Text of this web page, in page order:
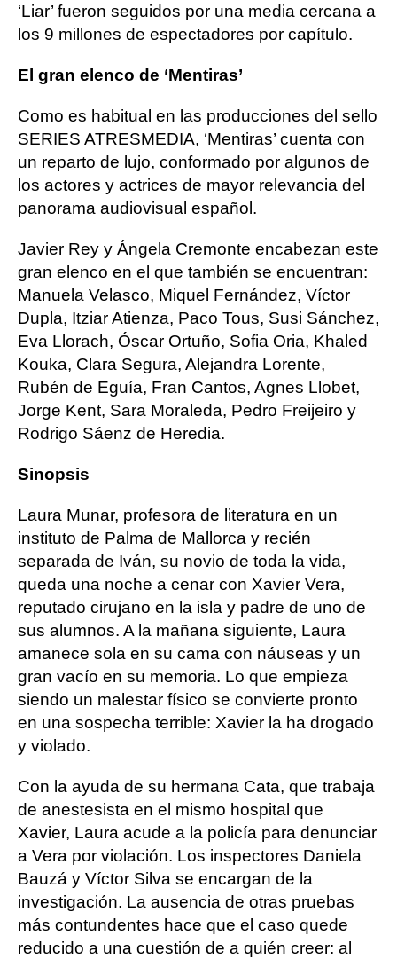
‘Liar’ fueron seguidos por una media cercana a
los 9 millones de espectadores por capítulo.
El gran elenco de ‘Mentiras’
Como es habitual en las producciones del sello
SERIES ATRESMEDIA, ‘Mentiras’ cuenta con
un reparto de lujo, conformado por algunos de
los actores y actrices de mayor relevancia del
panorama audiovisual español.
Javier Rey y Ángela Cremonte encabezan este
gran elenco en el que también se encuentran:
Manuela Velasco, Miquel Fernández, Víctor
Dupla, Itziar Atienza, Paco Tous, Susi Sánchez,
Eva Llorach, Óscar Ortuño, Sofia Oria, Khaled
Kouka, Clara Segura, Alejandra Lorente,
Rubén de Eguía, Fran Cantos, Agnes Llobet,
Jorge Kent, Sara Moraleda, Pedro Freijeiro y
Rodrigo Sáenz de Heredia.
Sinopsis
Laura Munar, profesora de literatura en un
instituto de Palma de Mallorca y recién
separada de Iván, su novio de toda la vida,
queda una noche a cenar con Xavier Vera,
reputado cirujano en la isla y padre de uno de
sus alumnos. A la mañana siguiente, Laura
amanece sola en su cama con náuseas y un
gran vacío en su memoria. Lo que empieza
siendo un malestar físico se convierte pronto
en una sospecha terrible: Xavier la ha drogado
y violado.
Con la ayuda de su hermana Cata, que trabaja
de anestesista en el mismo hospital que
Xavier, Laura acude a la policía para denunciar
a Vera por violación. Los inspectores Daniela
Bauzá y Víctor Silva se encargan de la
investigación. La ausencia de otras pruebas
más contundentes hace que el caso quede
reducido a una cuestión de a quién creer: al